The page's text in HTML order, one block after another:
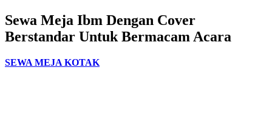
Sewa Meja Ibm Dengan Cover
Berstandar Untuk Bermacam Acara
SEWA MEJA KOTAK